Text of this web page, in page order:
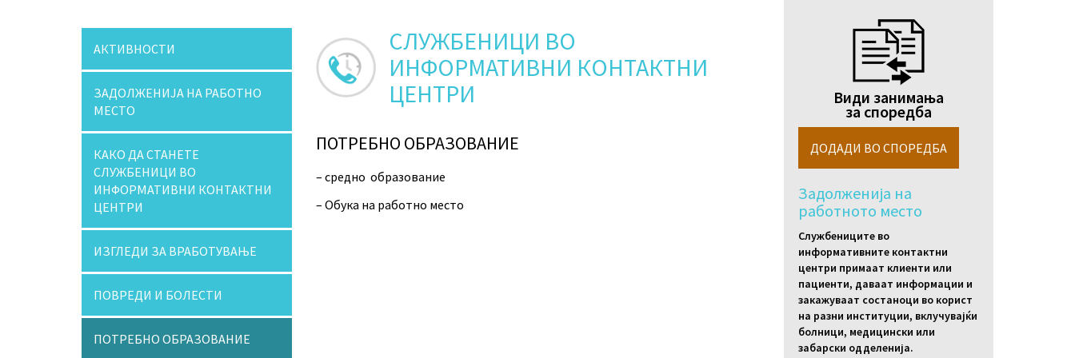
АКТИВНОСТИ
ЗАДОЛЖЕНИЈА НА РАБОТНО
МЕСТО
КАКО ДА СТАНЕТЕ
СЛУЖБЕНИЦИ ВО
ИНФОРМАТИВНИ КОНТАКТНИ
ЦЕНТРИ
ИЗГЛЕДИ ЗА ВРАБОТУВАЊЕ
ПОВРЕДИ И БОЛЕСТИ
ПОТРЕБНО ОБРАЗОВАНИЕ
СЛУЖБЕНИЦИ ВО
ИНФОРМАТИВНИ КОНТАКТНИ
ЦЕНТРИ
ПОТРЕБНО ОБРАЗОВАНИЕ
– средно образование
– Обука на работно место
Види занимања
за споредба
Задолженија на
работното место
Службениците во
информативните контактни
центри примаат клиенти или
пациенти, даваат информации и
закажуваат состаноци во корист
на разни институции, вклучувајќи
болници, медицински или
забарски одделенија.